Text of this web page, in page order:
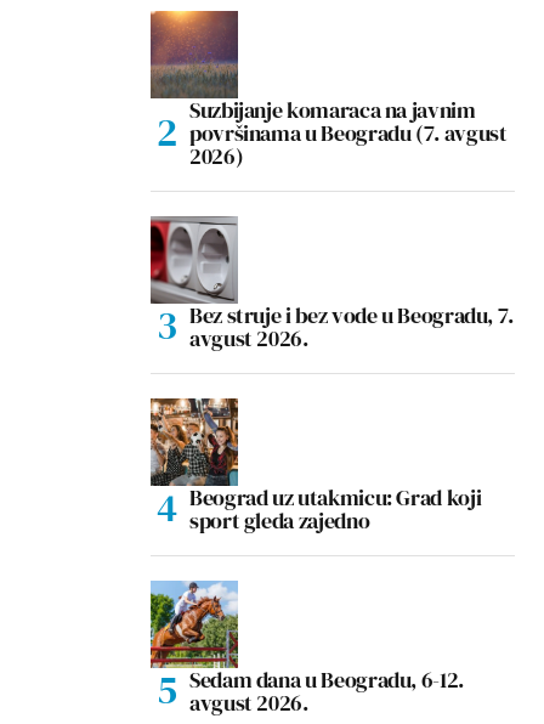
Suzbijanje komaraca na javnim
površinama u Beogradu (7. avgust
2026)
Bez struje i bez vode u Beogradu, 7.
avgust 2026.
Beograd uz utakmicu: Grad koji
sport gleda zajedno
Sedam dana u Beogradu, 6-12.
avgust 2026.